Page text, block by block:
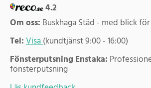
4.2
Om oss: Buskhaga Städ - med blick
Tel:Visa(kundtjänst 9:00 - 16:00)
Fönsterputsning Enstaka:
fönsterputsning